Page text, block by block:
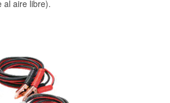
al aire libre).